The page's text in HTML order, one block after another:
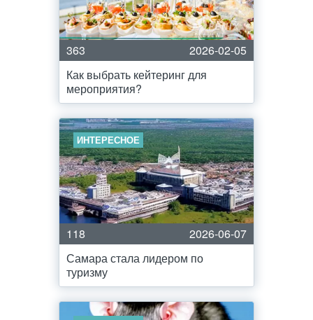
363
2026-02-05
Как выбрать кейтеринг для
мероприятия?
ИНТЕРЕСНОЕ
118
2026-06-07
Самара стала лидером по
туризму